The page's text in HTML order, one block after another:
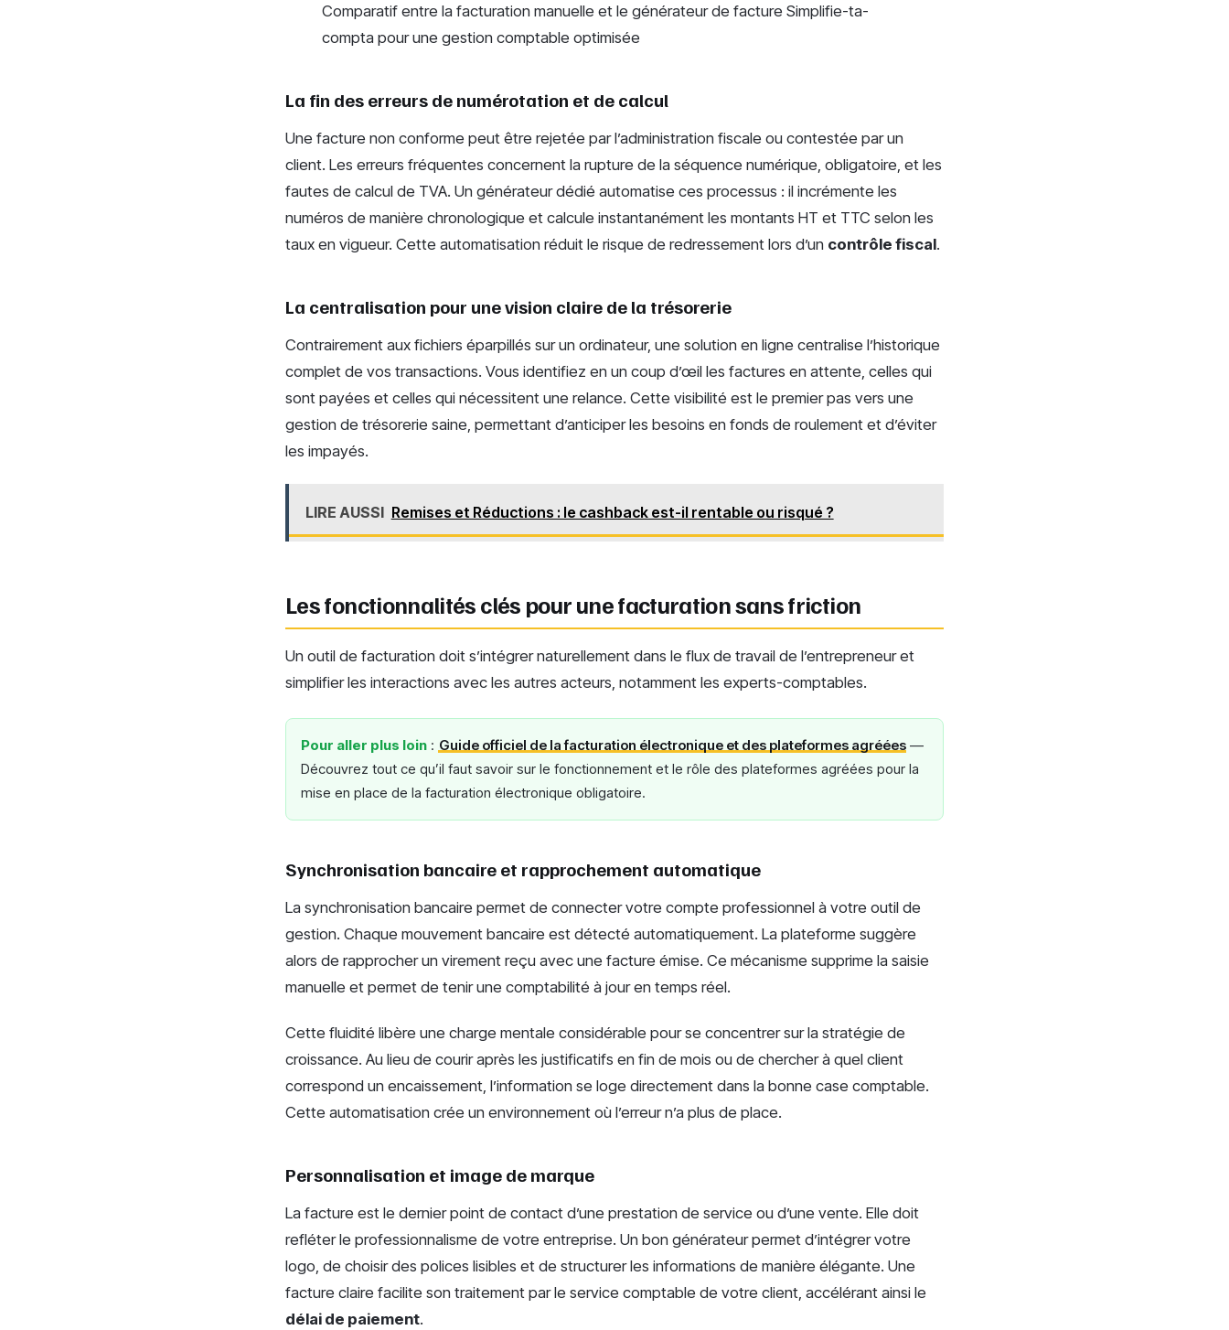
Comparatif entre la facturation manuelle et le générateur de facture Simplifie-ta-
compta pour une gestion comptable optimisée
La fin des erreurs de numérotation et de calcul
Une facture non conforme peut être rejetée par l’administration fiscale ou contestée par un
client. Les erreurs fréquentes concernent la rupture de la séquence numérique, obligatoire, et les
fautes de calcul de TVA. Un générateur dédié automatise ces processus : il incrémente les
numéros de manière chronologique et calcule instantanément les montants HT et TTC selon les
taux en vigueur. Cette automatisation réduit le risque de redressement lors d’un contrôle fiscal.
La centralisation pour une vision claire de la trésorerie
Contrairement aux fichiers éparpillés sur un ordinateur, une solution en ligne centralise l’historique
complet de vos transactions. Vous identifiez en un coup d’œil les factures en attente, celles qui
sont payées et celles qui nécessitent une relance. Cette visibilité est le premier pas vers une
gestion de trésorerie saine, permettant d’anticiper les besoins en fonds de roulement et d’éviter
les impayés.
LIRE AUSSI Remises et Réductions : le cashback est-il rentable ou risqué ?
Les fonctionnalités clés pour une facturation sans friction
Un outil de facturation doit s’intégrer naturellement dans le flux de travail de l’entrepreneur et
simplifier les interactions avec les autres acteurs, notamment les experts-comptables.
Pour aller plus loin : Guide officiel de la facturation électronique et des plateformes agréées —
Découvrez tout ce qu’il faut savoir sur le fonctionnement et le rôle des plateformes agréées pour la
mise en place de la facturation électronique obligatoire.
Synchronisation bancaire et rapprochement automatique
La synchronisation bancaire permet de connecter votre compte professionnel à votre outil de
gestion. Chaque mouvement bancaire est détecté automatiquement. La plateforme suggère
alors de rapprocher un virement reçu avec une facture émise. Ce mécanisme supprime la saisie
manuelle et permet de tenir une comptabilité à jour en temps réel.
Cette fluidité libère une charge mentale considérable pour se concentrer sur la stratégie de
croissance. Au lieu de courir après les justificatifs en fin de mois ou de chercher à quel client
correspond un encaissement, l’information se loge directement dans la bonne case comptable.
Cette automatisation crée un environnement où l’erreur n’a plus de place.
Personnalisation et image de marque
La facture est le dernier point de contact d’une prestation de service ou d’une vente. Elle doit
refléter le professionnalisme de votre entreprise. Un bon générateur permet d’intégrer votre
logo, de choisir des polices lisibles et de structurer les informations de manière élégante. Une
facture claire facilite son traitement par le service comptable de votre client, accélérant ainsi le
délai de paiement.